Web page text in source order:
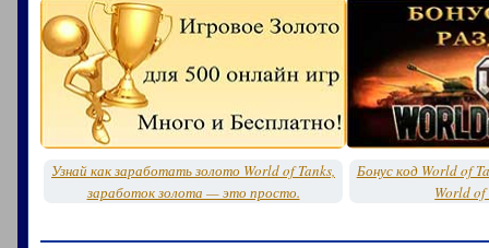
Узнай как заработать золото World of Tanks,
заработок золота — это просто.
Бонус код World of
World of